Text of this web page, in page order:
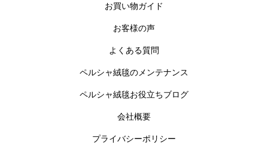
お買い物ガイド
お客様の声
よくある質問
ペルシャ絨毯のメンテナンス
ペルシャ絨毯お役立ちブログ
会社概要
プライバシーポリシー